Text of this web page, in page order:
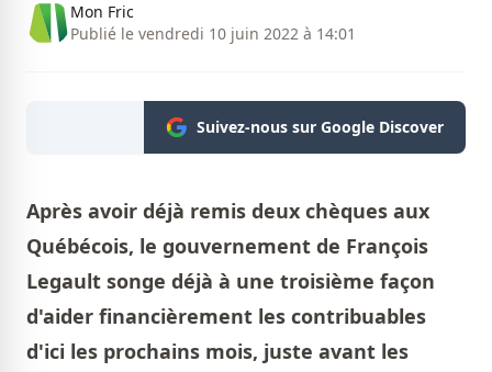
Mon Fric
Publié le vendredi 10 juin 2022 à 14:01
Suivez-nous sur Google Discover
Après avoir déjà remis deux chèques aux
Québécois, le gouvernement de François
Legault songe déjà à une troisième façon
d'aider financièrement les contribuables
d'ici les prochains mois, juste avant les